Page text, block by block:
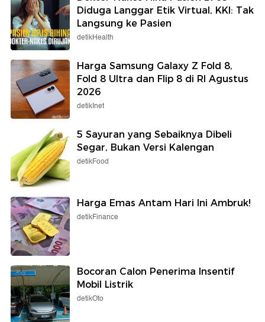
Diduga Langgar Etik Virtual, KKI: Tak
Langsung ke Pasien
detikHealth
Harga Samsung Galaxy Z Fold 8,
Fold 8 Ultra dan Flip 8 di RI Agustus
2026
detikInet
5 Sayuran yang Sebaiknya Dibeli
Segar, Bukan Versi Kalengan
detikFood
Harga Emas Antam Hari Ini Ambruk!
detikFinance
Bocoran Calon Penerima Insentif
Mobil Listrik
detikOto